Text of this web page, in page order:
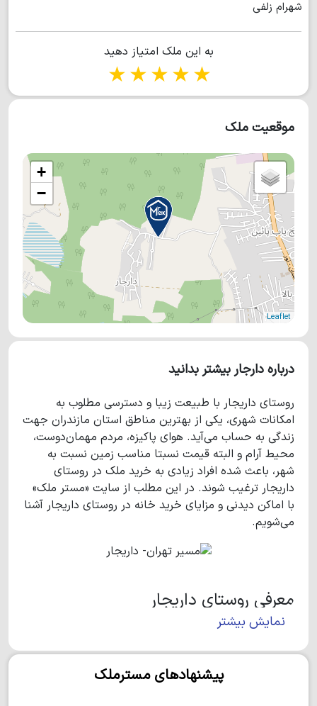
شهرام زلفی
به این ملک امتیاز دهید
5 stars
4 stars
3 stars
2 stars
موقعیت ملک
+
−
Leaflet
درباره دارجار بیشتر بدانید
روستای داریجار با طبیعت زیبا و دسترسی مطلوب به
امکانات شهری، یکی از بهترین مناطق استان مازندران جهت
زندگی به حساب می‌آید. هوای پاکیزه، مردم مهمان‌دوست،
محیط آرام و البته قیمت نسبتا مناسب زمین نسبت به
شهر، باعث شده افراد زیادی به خرید ملک در روستای
داریجار ترغیب شوند. در این مطلب از سایت «مستر ملک»
با اماکن دیدنی و مزایای خرید خانه در روستای داریجار آشنا
می‌شویم.
معرفی روستای داریجار
است که سه طرف آن با پوشش جنگلی احاطه شده و ورود
به آن از طریق روستای گنج یاب صورت می‌گیرد. در آخرین
نمایش بیشتر
پیشنهادهای مسترملک